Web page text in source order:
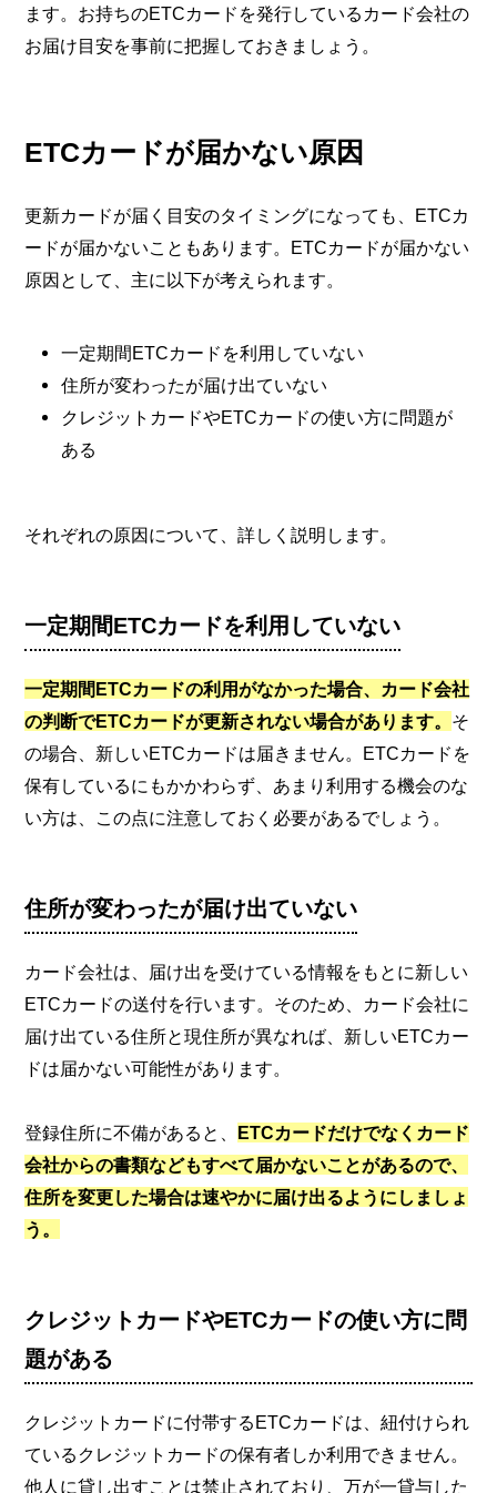
ます。お持ちのETCカードを発行しているカード会社の
お届け目安を事前に把握しておきましょう。
ETCカードが届かない原因
更新カードが届く目安のタイミングになっても、ETCカ
ードが届かないこともあります。ETCカードが届かない
原因として、主に以下が考えられます。
一定期間ETCカードを利用していない
住所が変わったが届け出ていない
クレジットカードやETCカードの使い方に問題が
ある
それぞれの原因について、詳しく説明します。
一定期間ETCカードを利用していない
一定期間ETCカードの利用がなかった場合、カード会社
の判断でETCカードが更新されない場合があります。 そ
の場合、新しいETCカードは届きません。ETCカードを
保有しているにもかかわらず、あまり利用する機会のな
い方は、この点に注意しておく必要があるでしょう。
住所が変わったが届け出ていない
カード会社は、届け出を受けている情報をもとに新しい
ETCカードの送付を行います。そのため、カード会社に
届け出ている住所と現住所が異なれば、新しいETCカー
ドは届かない可能性があります。
登録住所に不備があると、 ETCカードだけでなくカード
会社からの書類などもすべて届かないことがあるので、
住所を変更した場合は速やかに届け出るようにしましょ
う。
クレジットカードやETCカードの使い方に問
題がある
クレジットカードに付帯するETCカードは、紐付けられ
ているクレジットカードの保有者しか利用できません。
他人に貸し出すことは禁止されており、万が一貸与した